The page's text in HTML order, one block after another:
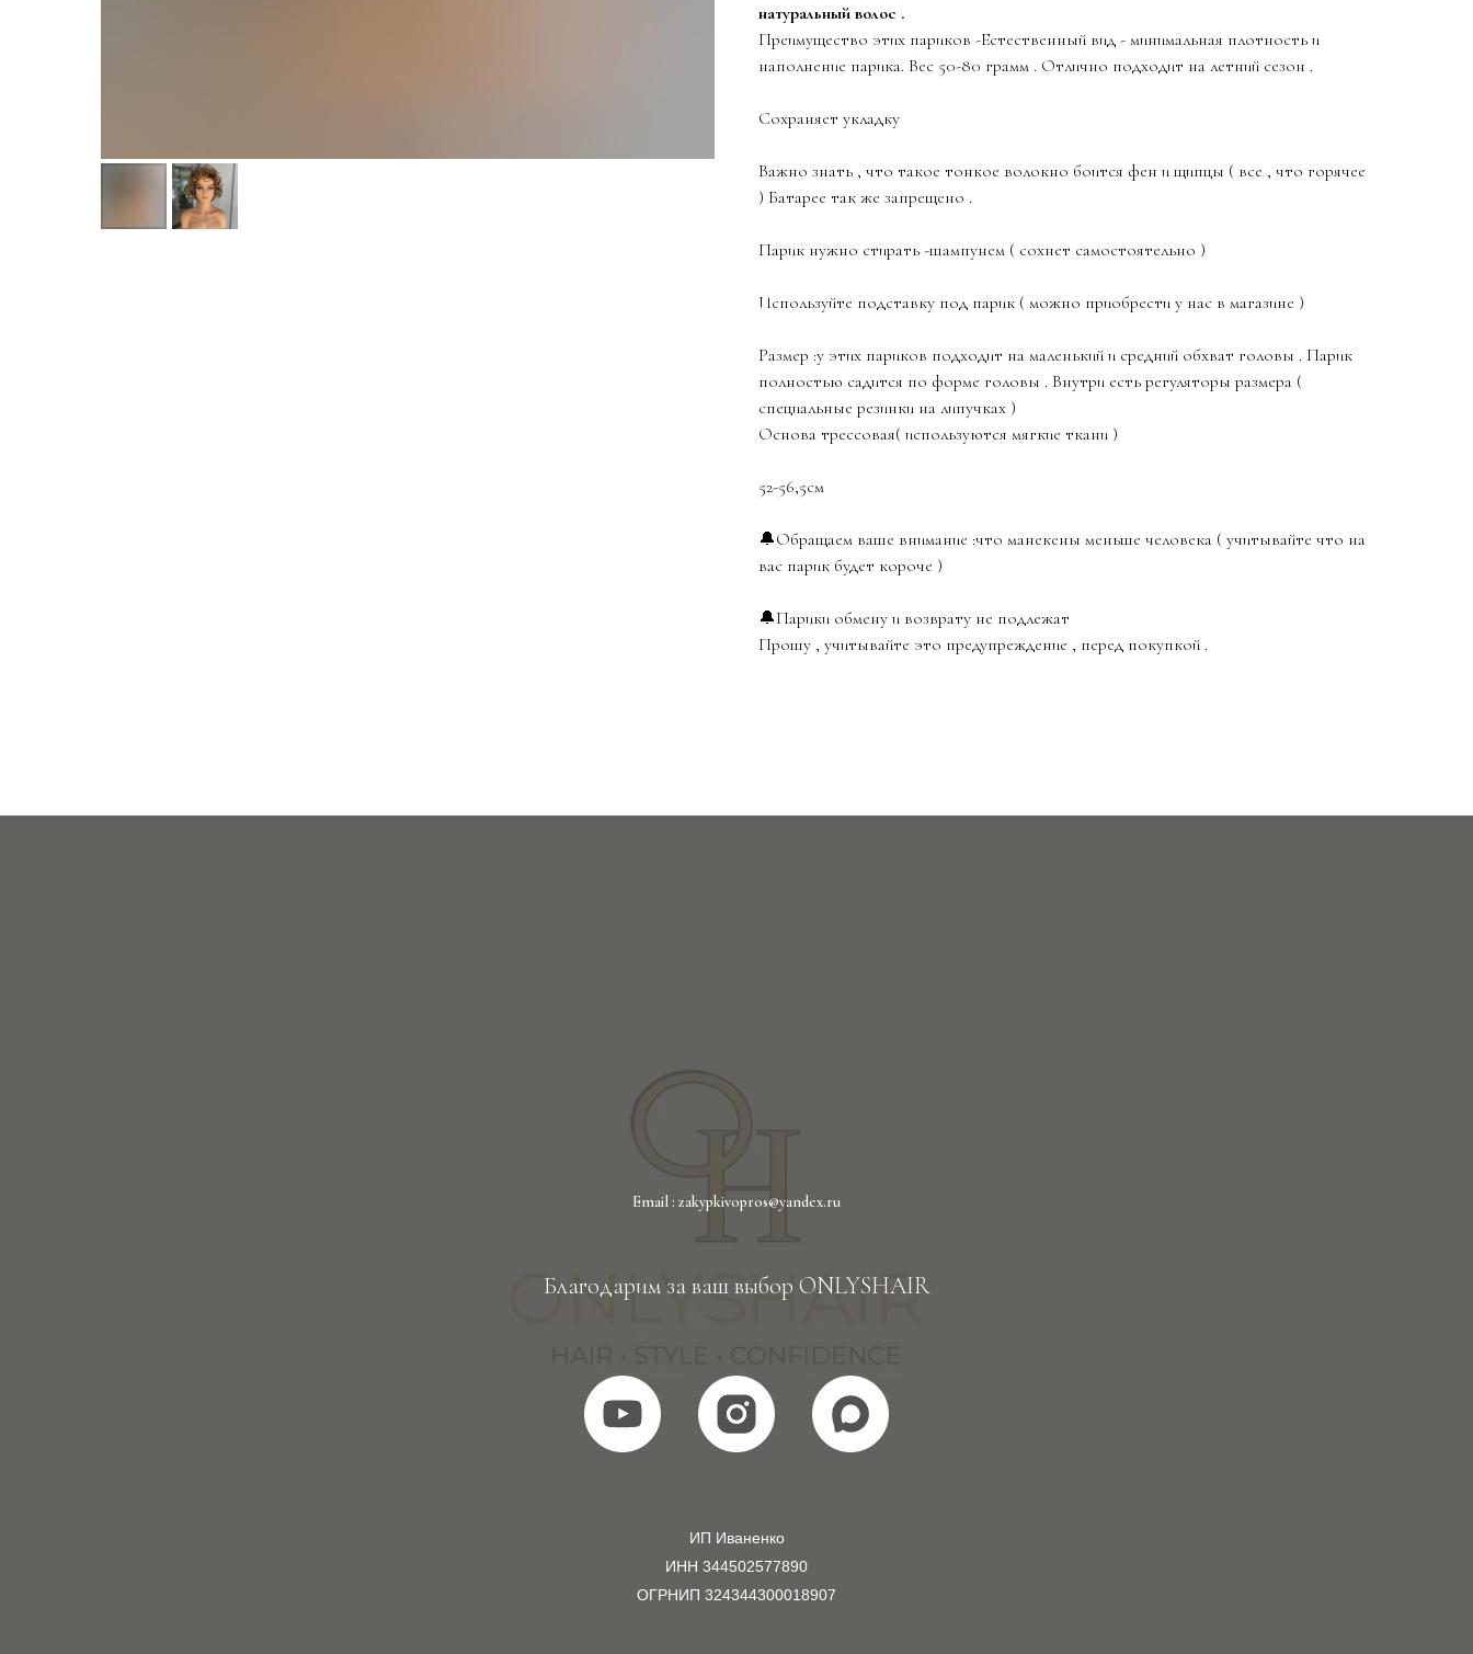
натуральный волос .
Преимущество этих париков -Естественный вид - минимальная плотность и
наполнение парика. Вес 50-80 грамм . Отлично подходит на летний сезон .
Сохраняет укладку
Важно знать , что такое тонкое волокно боится фен и щипцы ( все , что горячее
) Батарее так же запрещено .
Парик нужно стирать -шампунем ( сохнет самостоятельно )
Используйте подставку под парик ( можно приобрести у нас в магазине )
Размер :у этих париков подходит на маленький и средний обхват головы . Парик
полностью садится по форме головы . Внутри есть регуляторы размера (
специальные резинки на липучках )
Основа трессовая( используются мягкие ткани )
52-56,5см
🔔Обращаем ваше внимание :что манекены меньше человека ( учитывайте что на
вас парик будет короче )
🔔Парики обмену и возврату не подлежат
Прошу , учитывайте это предупреждение , перед покупкой .
Email : zakypkivopros@yandex.ru
Благодарим за ваш выбор ONLYSHAIR
ИП Иваненко
ИНН 344502577890
ОГРНИП 324344300018907